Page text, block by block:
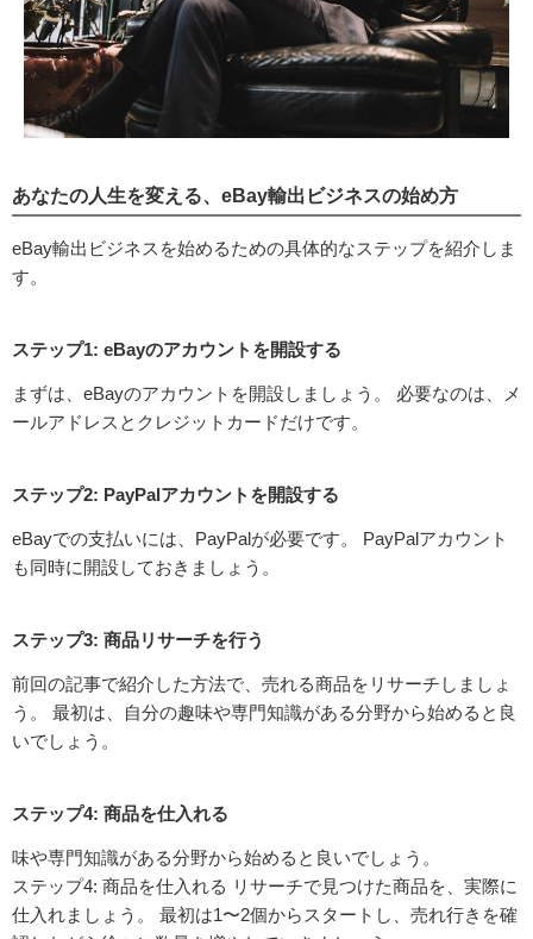
あなたの人生を変える、eBay輸出ビジネスの始め方
eBay輸出ビジネスを始めるための具体的なステップを紹介しま
す。
ステップ1: eBayのアカウントを開設する
まずは、eBayのアカウントを開設しましょう。 必要なのは、メ
ールアドレスとクレジットカードだけです。
ステップ2: PayPalアカウントを開設する
eBayでの支払いには、PayPalが必要です。 PayPalアカウント
も同時に開設しておきましょう。
ステップ3: 商品リサーチを行う
前回の記事で紹介した方法で、売れる商品をリサーチしましょ
う。 最初は、自分の趣味や専門知識がある分野から始めると良
いでしょう。
ステップ4: 商品を仕入れる
味や専門知識がある分野から始めると良いでしょう。
ステップ4: 商品を仕入れる リサーチで見つけた商品を、実際に
仕入れましょう。 最初は1〜2個からスタートし、売れ行きを確